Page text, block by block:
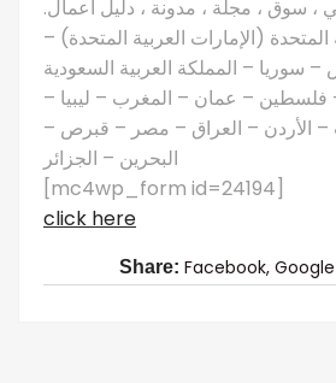
، سوق ، مجلة ، مدونة ، دليل أعمال.
المتحدة (الإمارات العربية المتحدة) –
– سوريا – المملكة العربية السعودية
– عمان – المغرب – ليبيا –
– الأردن – العراق – مصر – قبرص –
البحرين – الجزائر
[mc4wp_form id=24194]
click here
Share: Facebook,